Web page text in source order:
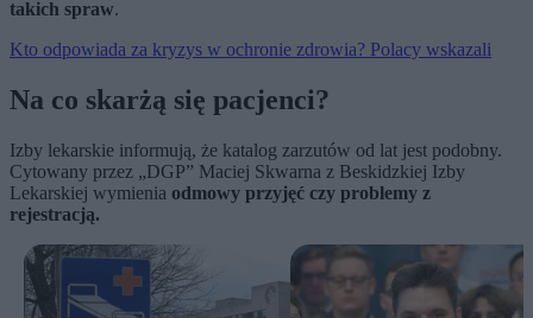
takich spraw.
Kto odpowiada za kryzys w ochronie zdrowia? Polacy wskazali
Na co skarżą się pacjenci?
Izby lekarskie informują, że katalog zarzutów od lat jest podobny.
Cytowany przez „DGP” Maciej Skwarna z Beskidzkiej Izby
Lekarskiej wymienia odmowy przyjęć czy problemy z
rejestracją.